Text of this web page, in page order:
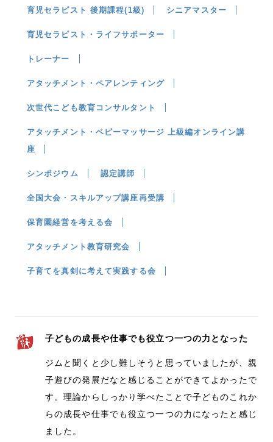
育児セラピスト 後期課程(1級) シニアマスター
育児セラピスト・ライフサポーター
トレーナー
アタッチメント・ペアレンティング
次世代こども教育コンサルタント
アタッチメント・ベビーマッサージ 上級編オンライン講
座
シンポジウム 認定講師
全国大会・スキルアップ講座再受講
保育園経営を考える会
アタッチメント教育研究会
子育てを真剣に考えて実践する会
子どもの成長や仕事でも役立つ一つの力となった
ジムと聞くと少し難しそうと思っていましたが、親
子遊びの発展だなと感じることができてよかったで
す。理論からしっかり学べたことで子どものこれか
らの成長や仕事でも役立つ一つの力になったと感じ
ました。